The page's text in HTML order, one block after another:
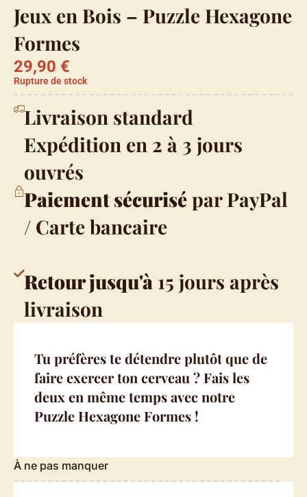
Jeux en Bois – Puzzle Hexagone
Formes
29,90 €
Rupture de stock
Livraison standard
Expédition en 2 à 3 jours
ouvrés
Paiement sécurisépar PayPal
/ Carte bancaire
Retour jusqu'à 15 jours après
livraison
Tu préfères te détendre plutôt que de
faire exercer ton cerveau ? Fais les
deux en même temps avec notre
Puzzle Hexagone Formes !
À ne pas manquer